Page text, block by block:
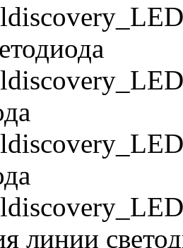
линии